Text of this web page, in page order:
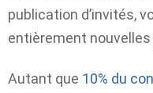
publication d’invités,
entièrement
Autant que 10% du